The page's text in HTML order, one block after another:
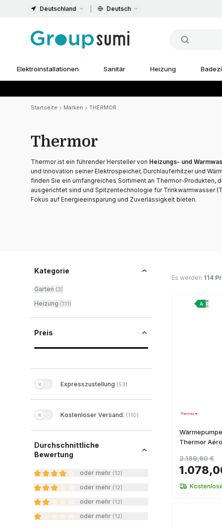
Deutschland Deutsch
Elektroinstallationen Sanitär Heizung
Startseite Marken THERMOR
Thermor
Thermor ist ein führender Hersteller von Heizungs- und
und Innovation seiner Elektrospeicher, Durchlauferhitzer und
finden Sie ein umfangreiches Sortiment an Thermor-Produkten,
ausgerichtet sind und Spitzentechnologie für Trinkwarmwasser
Fokus auf Energieeinsparung und Zuverlässigkeit bieten.
Kategorie
Garten (3)
Heizung (111)
Preis
Expresszustellung (53)
Kostenloser Versand. (110)
Durchschnittliche
Bewertung
oder mehr (12)
oder mehr (12)
oder mehr (12)
oder mehr (12)
Es werden 114
Thermor
2.189,60 €